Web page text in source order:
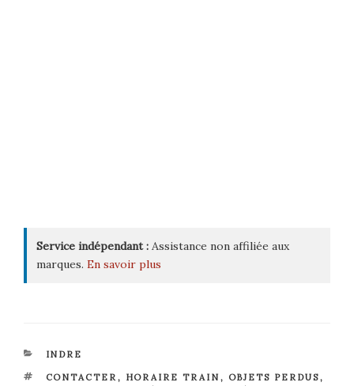
Service indépendant : Assistance non affiliée aux
marques. En savoir plus
CATÉGORIES
INDRE
ÉTIQUETTES
CONTACTER, HORAIRE TRAIN , OBJETS PERDUS,